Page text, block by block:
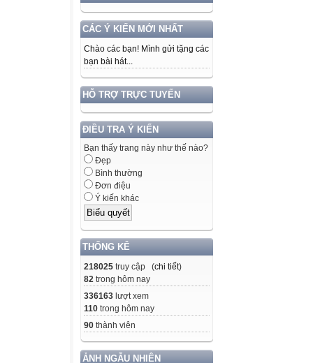
CÁC Ý KIẾN MỚI NHẤT
Chào các bạn! Mình gửi tặng các
bạn bài hát...
HỖ TRỢ TRỰC TUYẾN
ĐIỀU TRA Ý KIẾN
Bạn thấy trang này như thế nào?
Đẹp
Bình thường
Đơn điệu
Ý kiến khác
THỐNG KÊ
218025 truy cập (chi tiết)
82 trong hôm nay
336163 lượt xem
110 trong hôm nay
90 thành viên
ẢNH NGẪU NHIÊN